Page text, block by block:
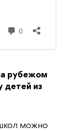
рубежом
детей из
можно